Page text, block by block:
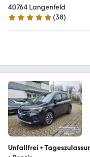
40764 Langenfeld
5 Sterne
(38)
Unfallfrei •